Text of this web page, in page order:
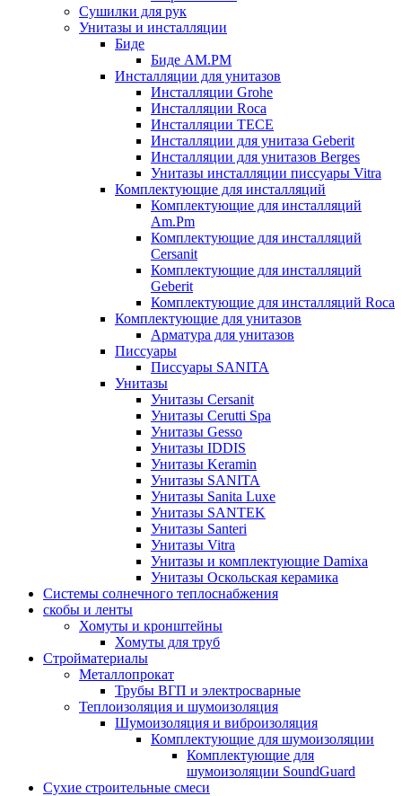
Сушилки для рук
Унитазы и инсталляции
Биде
Биде AM.PM
Инсталляции для унитазов
Инсталляции Grohe
Инсталляции Roca
Инсталляции TECE
Инсталляции для унитаза Geberit
Инсталляции для унитазов Berges
Унитазы инсталляции писсуары Vitra
Комплектующие для инсталляций
Комплектующие для инсталляций
Am.Pm
Комплектующие для инсталляций
Cersanit
Комплектующие для инсталляций
Geberit
Комплектующие для инсталляций Roca
Комплектующие для унитазов
Арматура для унитазов
Писсуары
Писсуары SANITA
Унитазы
Унитазы Cersanit
Унитазы Cerutti Spa
Унитазы Gesso
Унитазы IDDIS
Унитазы Keramin
Унитазы SANITA
Унитазы Sanita Luxe
Унитазы SANTEK
Унитазы Santeri
Унитазы Vitra
Унитазы и комплектующие Damixa
Унитазы Оскольская керамика
Системы солнечного теплоснабжения
скобы и ленты
Хомуты и кронштейны
Хомуты для труб
Стройматериалы
Металлопрокат
Трубы ВГП и электросварные
Теплоизоляция и шумоизоляция
Шумоизоляция и виброизоляция
Комплектующие для шумоизоляции
Комплектующие для
шумоизоляции SoundGuard
Сухие строительные смеси